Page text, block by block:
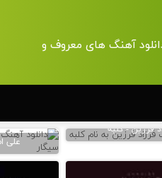
آهنگ های معروف و
فرزین - کلبه
علی